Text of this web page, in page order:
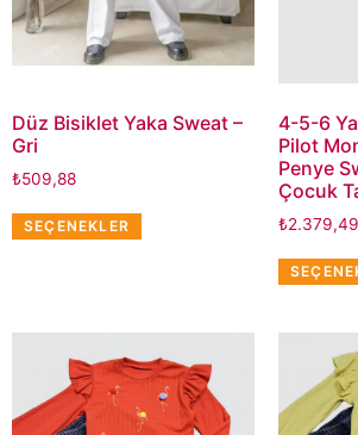
Düz Bisiklet Yaka Sweat –
Gri
₺509,88
SEÇENEKLER
4-5-6
Pilot
Penye
Çocuk
₺2.379,49